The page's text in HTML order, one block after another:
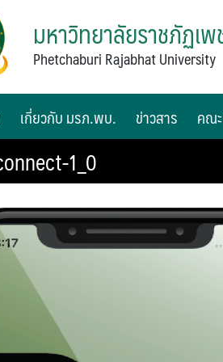
มหาวิทยาลัยราชภัฏเ
Phetchaburi Rajabhat University
เกี่ยวกับ มรภ.พบ. ข่าวสาร คณ
1_0